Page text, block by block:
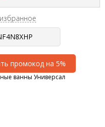
промокод на 5%
ванны Универсал